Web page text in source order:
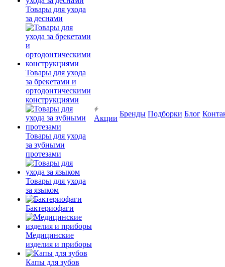
Товары для ухода
за деснами
Товары для ухода
за брекетами и
ортодонтическими
конструкциями
Товары для ухода
за зубными
протезами
Товары для ухода
за языком
Бактериофаги
Медицинские
изделия и приборы
Капы для зубов
Акции
Бренды Подборки Блог